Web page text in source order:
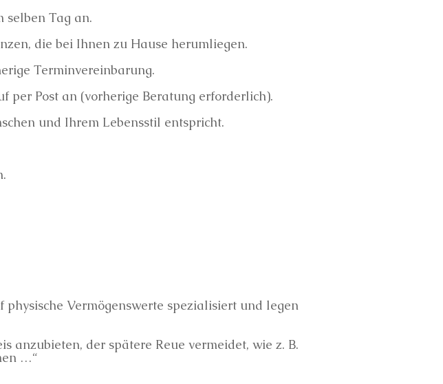
selben Tag an.
die bei Ihnen zu Hause herumliegen.
Terminvereinbarung.
per Post an (vorherige Beratung erforderlich).
und Ihrem Lebensstil entspricht.
Vermögenswerte spezialisiert und legen
der spätere Reue vermeidet, wie z. B.
…“